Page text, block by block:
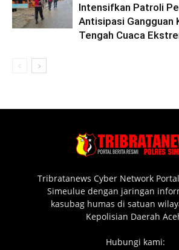
Intensifkan Patroli
Antisipasi Gangguan
Tengah Cuaca
Tribratanews Cyber Network
Simeulue dengan jaringan
kasubag humas di satuan
Kepolisian Daerah
Hubungi kami: